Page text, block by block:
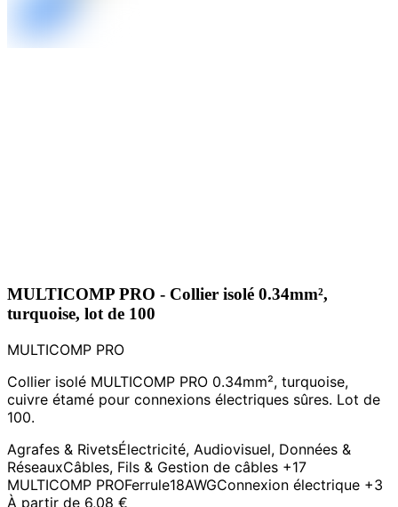
MULTICOMP PRO - Collier isolé 0.34mm²,
turquoise, lot de 100
MULTICOMP PRO
Collier isolé MULTICOMP PRO 0.34mm², turquoise,
cuivre étamé pour connexions électriques sûres. Lot de
100.
Agrafes & RivetsÉlectricité, Audiovisuel, Données &
RéseauxCâbles, Fils & Gestion de câbles +17
MULTICOMP PROFerrule18AWGConnexion électrique +3
À partir de 6,08 €